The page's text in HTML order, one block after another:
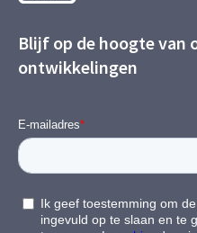
Blijf op de hoogte van
ontwikkelingen